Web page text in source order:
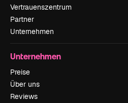
Vertrauenszentrum
Partner
Unternehmen
Unternehmen
Preise
Über uns
Reviews